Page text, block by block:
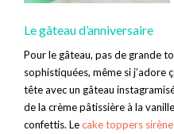
Le gâteau d’anniversaire
Pour le gâteau, pas de grande
sophistiquées, même si j’adore
tête avec un gâteau
de la crème pâtissière à la
confettis. Lecake toppers sirène